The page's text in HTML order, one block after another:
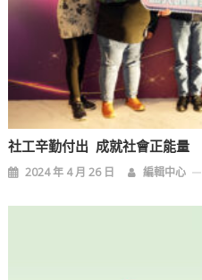
社工辛勤付出 成就社會正能量
2024 年 4 月 26 日 編輯中心